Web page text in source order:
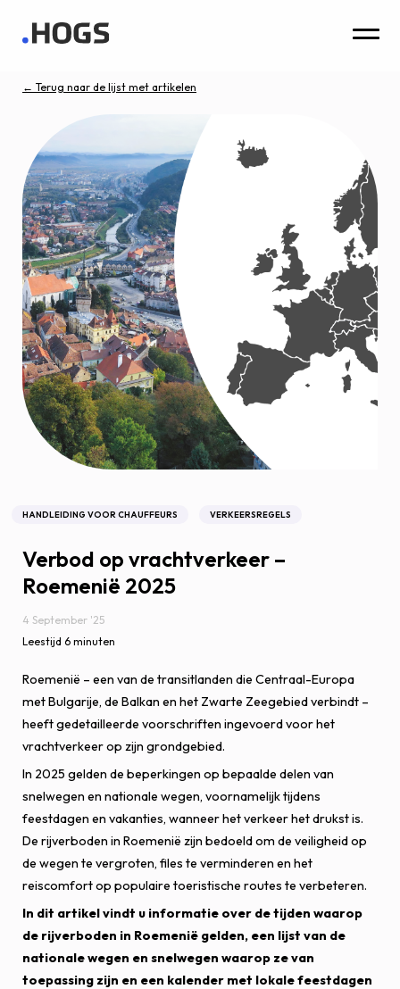
← Terug naar de lijst met artikelen
HANDLEIDING VOOR CHAUFFEURS VERKEERSREGELS
Verbod op vrachtverkeer –
Roemenië 2025
4 September '25
Leestijd 6 minuten
Roemenië – een van de transitlanden die Centraal-Europa
met Bulgarije, de Balkan en het Zwarte Zeegebied verbindt –
heeft gedetailleerde voorschriften ingevoerd voor het
vrachtverkeer op zijn grondgebied.
In 2025 gelden de beperkingen op bepaalde delen van
snelwegen en nationale wegen, voornamelijk tijdens
feestdagen en vakanties, wanneer het verkeer het drukst is.
De rijverboden in Roemenië zijn bedoeld om de veiligheid op
de wegen te vergroten, files te verminderen en het
reiscomfort op populaire toeristische routes te verbeteren.
In dit artikel vindt u informatie over de tijden waarop
de rijverboden in Roemenië gelden, een lijst van de
nationale wegen en snelwegen waarop ze van
toepassing zijn en een kalender met lokale feestdagen